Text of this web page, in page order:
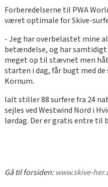
Forberedelserne til PWA
været optimale for Skive-
- Jeg har overbelastet mine
betændelse, og har
meget op til stævnet men
starten i dag, får bugt med de
Kornum.
Ialt stiller 88 surfere fra 24
sejles ved Westwind Nord i
lørdag. Der er gratis entre til
Gå til forsiden:www.skive-